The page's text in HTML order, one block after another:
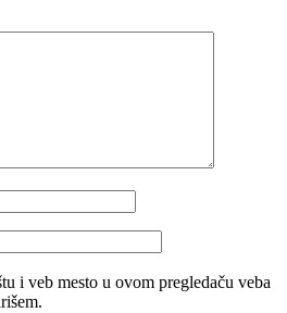
i veb mesto u ovom pregledaču veba